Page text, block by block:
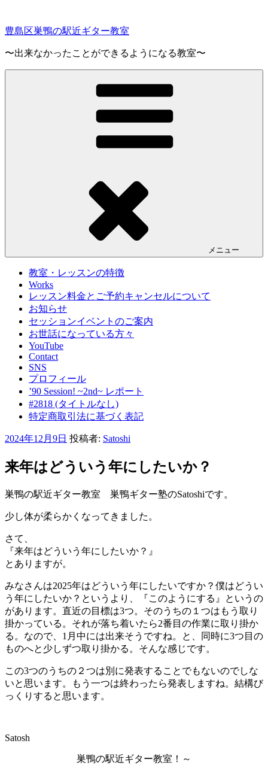
テ
へ
豊島区巣鴨の駅近ギター教室
〜出来なかったことができるようになる教室〜
メニュー
教室・レッスンの特徴
Works
レッスン料金とご予約キャンセルについて
お知らせ
セッションイベントのご案内
お世話になっている方々
YouTube
Contact
SNS
プロフィール
’90 Session! ~2nd~ レポート
#2818 (タイトルなし)
特定商取引法に基づく表記
投
日:
2024年12月9日 投稿者: Satoshi
来年はどういう年にしたいか？
巣鴨の駅近ギター教室 巣鴨ギター塾のSatoshiです。
少し体が柔らかくなってきました。
さて、
『来年はどういう年にしたいか？』
とありますが。
みなさんは2025年はどういう年にしたいですか？僕はどうい
う年にしたいか？というより、『このようにする』というの
があります。直近の目標は3つ。そのうちの１つはもう取り
掛かっている。それが落ち着いたら2番目の作業に取り掛か
る。なので、1月中には出来そうですね。と、同時に3つ目の
ものへと少しずつ取り掛かる。そんな感じです。
この3つのうちの２つは別に発表することでもないのでしな
いと思います。もう一つは終わったら発表しますね。結構び
っくりすると思います。
Satosh
巣鴨の駅近ギター教室！～